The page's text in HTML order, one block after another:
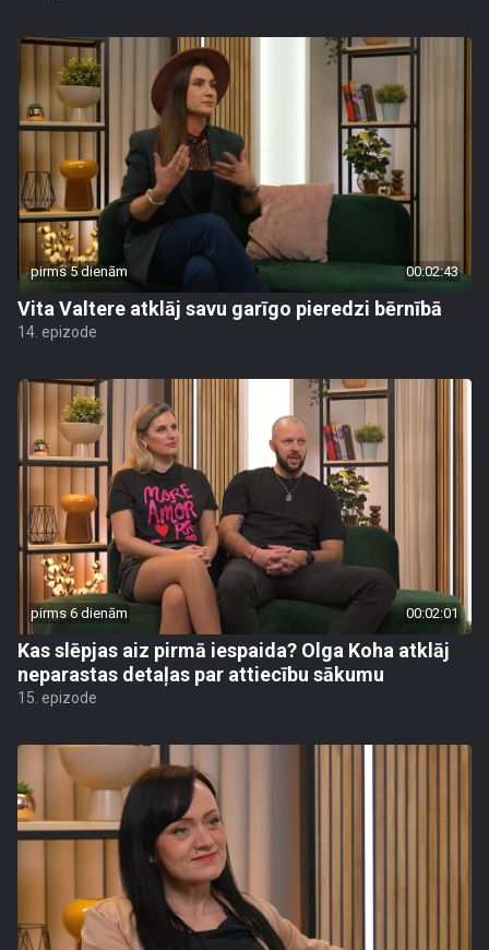
pirms 5 dienām 00:02:43
Vita Valtere atklāj savu garīgo pieredzi bērnībā
14. epizode
pirms 6 dienām 00:02:01
Kas slēpjas aiz pirmā iespaida? Olga Koha atklāj
neparastas detaļas par attiecību sākumu
15. epizode